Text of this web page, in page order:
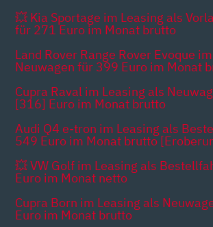
💥 Kia Sportage im Leasing als
für 271 Euro im Monat brutto
Land Rover Range Rover Evoque
Neuwagen für 399 Euro im Monat
Cupra Raval im Leasing als
[316] Euro im Monat brutto
Audi Q4 e-tron im Leasing als
549 Euro im Monat brutto
💥 VW Golf im Leasing als
Euro im Monat netto
Cupra Born im Leasing als
Euro im Monat brutto